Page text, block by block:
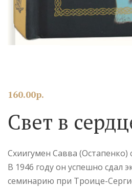
160.00р.
Свет в
Схиигумен Савва (Остапенко)
В 1946 году он успешно сдал
семинарию при Троице-